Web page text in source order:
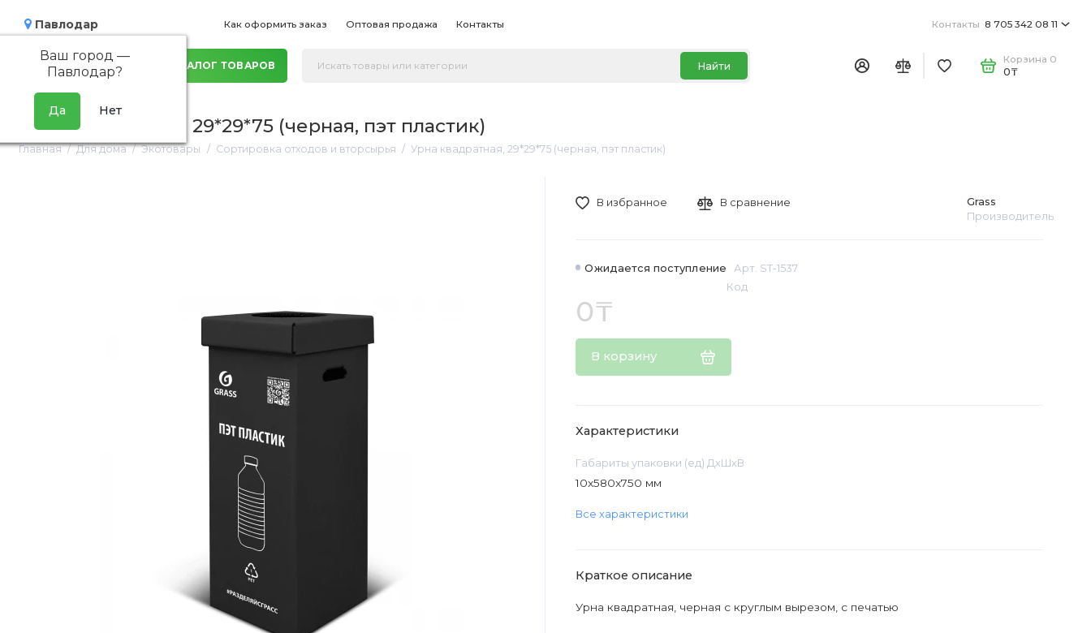
Павлодар
Ваш город —
Павлодар?
Как оформить заказ Оптовая продажа Контакты Контакты 8 705 342 08 11
КАТАЛОГ ТОВАРОВ Найти
Корзина 0
0₸
Урна квадратная, 29*29*75 (черная, пэт пластик)
Главная Для дома Экотовары Сортировка отходов и вторсырья Урна квадратная, 29*29*75 (черная, пэт пластик)
Ожидается поступление
Арт. ST-1537
Код
Grass
Производитель
0₸
В корзину
В избранное В сравнение
Характеристики
Габариты упаковки (ед) ДхШхВ
10x580x750 мм
Все характеристики
Краткое описание
Урна квадратная, черная с круглым вырезом, с печатью